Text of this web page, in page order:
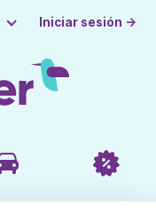
Iniciar sesión →